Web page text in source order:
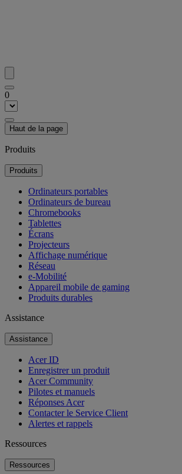
0
Haut de la page
Produits
Produits
Ordinateurs portables
Ordinateurs de bureau
Chromebooks
Tablettes
Écrans
Projecteurs
Affichage numérique
Réseau
e-Mobilité
Appareil mobile de gaming
Produits durables
Assistance
Assistance
Acer ID
Enregistrer un produit
Acer Community
Pilotes et manuels
Réponses Acer
Contacter le Service Client
Alertes et rappels
Ressources
Ressources